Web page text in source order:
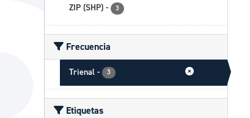
ZIP (SHP) - 3
Frecuencia
Trienal - 3
Etiquetas